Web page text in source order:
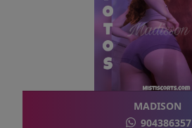
MADISON
904386357